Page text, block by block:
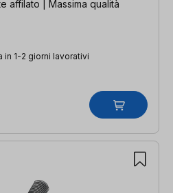
affilato | Massima qualità
in 1-2 giorni lavorativi